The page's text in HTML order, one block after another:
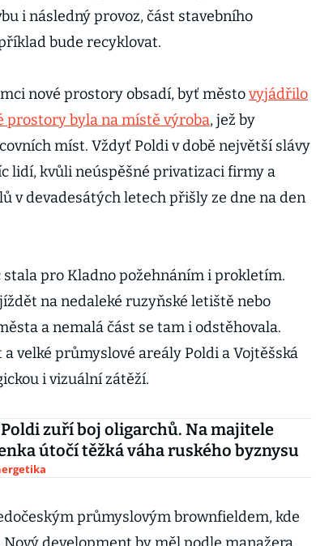
i následný provoz, část stavebního
bude recyklovat.
nové prostory obsadí, byť městovyjádřilo
prostory byla na místě výroba, jež by
míst. Vždyť Poldi v době největší slávy
lidí, kvůli neúspěšné privatizaci firmy a
v devadesátých letech přišly ze dne na den
stala pro Kladno požehnáním i prokletím.
na nedaleké ruzyňské letiště nebo
a nemalá část se tam i odstěhovala.
velké průmyslové areály Poldi a Vojtěšská
i vizuální zátěží.
zuří boj oligarchů. Na majitele
útočí těžká váha ruského byznysu
průmyslovým brownfieldem, kde